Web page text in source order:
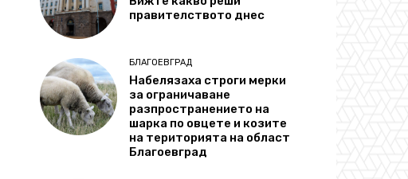
правителството днес
БЛАГОЕВГРАД
Набелязаха строги мерки
за ограничаване
разпространението на
шарка по овцете и козите
на територията на област
Благоевград